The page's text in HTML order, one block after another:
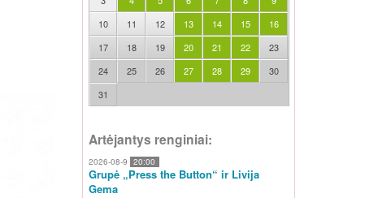
10
11 12 13 14 15
16
17
18 19 20 21 22
23
24
25 26 27 28 29
30
31
Artėjantys renginiai:
2026-08-9 20:00
Grupė „Press the Button“ ir Livija
Gema